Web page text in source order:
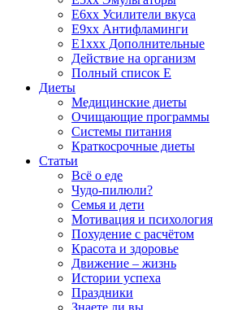
E6xx Усилители вкуса
E9xx Антифламинги
E1xxx Дополнительные
Действие на организм
Полный список E
Диеты
Медицинские диеты
Очищающие программы
Системы питания
Краткосрочные диеты
Статьи
Всё о еде
Чудо-пилюли?
Семья и дети
Мотивация и психология
Похудение с расчётом
Красота и здоровье
Движение – жизнь
Истории успеха
Праздники
Знаете ли вы